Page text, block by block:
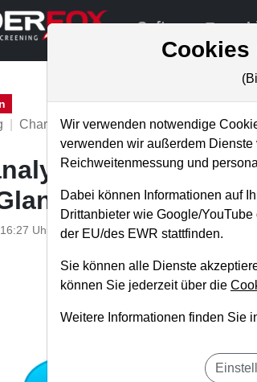
Software
Chartanalysen
Twitter: mit
Uhr P. Uhlschmied
Cookies
Wir verwenden notwendige
verwenden wir außerdem
Reichweitenmessung und
Dabei können Informationen auf
Drittanbieter wie Google/
der EU/des EWR stattfinden.
Sie können alle Dienste
können Sie jederzeit über die
Weitere Informationen finden Sie